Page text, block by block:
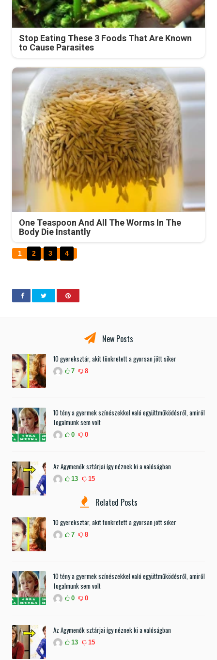
Stop Eating These 3 Foods That Are Known
to Cause Parasites
One Teaspoon And All The Worms In The
Body Die Instantly
1 2 3 4
New Posts
10 gyereksztár, akit tönkretett a gyorsan jött siker
7 8
10 tény a gyermek színészekkel való együttműködésről, amiről
fogalmunk sem volt
0 0
Az Agymenők sztárjai így néznek ki a valóságban
13 15
Related Posts
10 gyereksztár, akit tönkretett a gyorsan jött siker
7 8
10 tény a gyermek színészekkel való együttműködésről, amiről
fogalmunk sem volt
0 0
Az Agymenők sztárjai így néznek ki a valóságban
13 15